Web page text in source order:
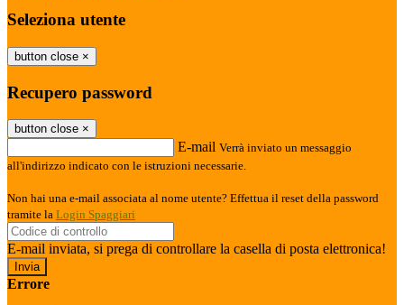
Seleziona utente
button close ×
Recupero password
button close ×
E-mail Verrà inviato un messaggio
all'indirizzo indicato con le istruzioni necessarie.
Non hai una e-mail associata al nome utente? Effettua il reset della password
tramite la Login Spaggiari
E-mail inviata, si prega di controllare la casella di posta elettronica!
Errore